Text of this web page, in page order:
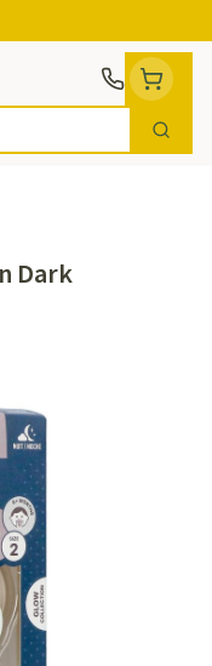
Zoek
Dark